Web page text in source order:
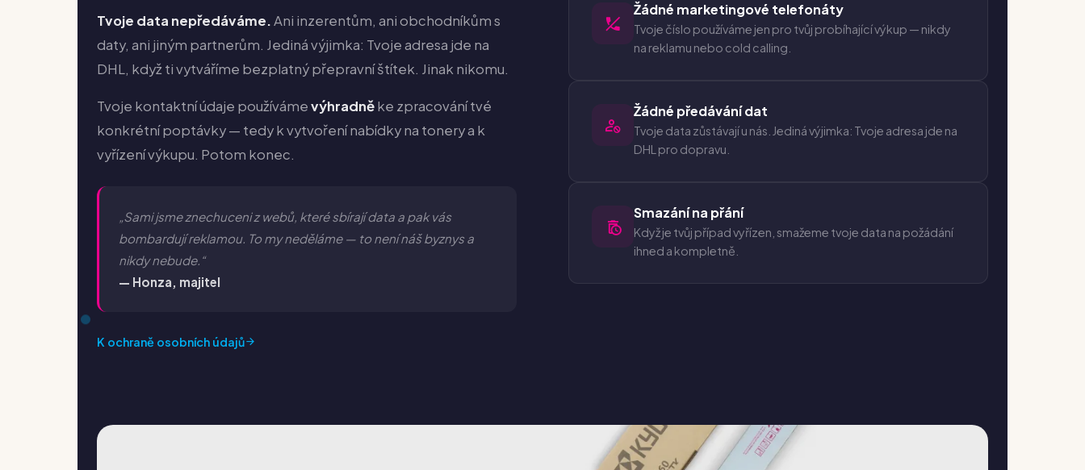
Tvoje data nepředáváme.Ani inzerentům, ani obchodníkům s
daty, ani jiným partnerům. Jediná výjimka: Tvoje adresa jde na
DHL, když ti vytváříme bezplatný přepravní štítek. Jinak nikomu.
Tvoje kontaktní údaje používámevýhradněke zpracování tvé
konkrétní poptávky — tedy k vytvoření nabídky na tonery a k
vyřízení výkupu. Potom konec.
„Sami jsme znechuceni z webů, které sbírají data a pak vás
bombardují reklamou. To my neděláme — to není náš byznys a
nikdy nebude.“
— Honza, majitel
K ochraně osobních údajů
Žádné marketingové telefonáty
Tvoje číslo používáme jen pro tvůj probíhající výkup — nikdy
na reklamu nebo cold calling.
Žádné předávání dat
Tvoje data zůstávají u nás. Jediná výjimka: Tvoje adresa jde na
DHL pro dopravu.
Smazání na přání
Když je tvůj případ vyřízen, smažeme tvoje data na požádání
ihned a kompletně.